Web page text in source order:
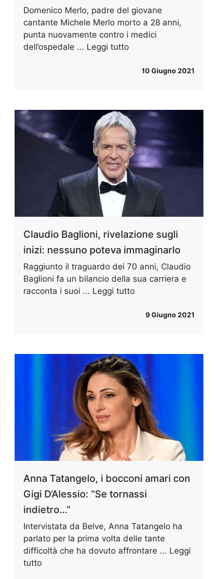
Domenico Merlo, padre del giovane
cantante Michele Merlo morto a 28 anni,
punta nuovamente contro i medici
dell’ospedale ... Leggi tutto
10 Giugno 2021
Claudio Baglioni, rivelazione sugli
inizi: nessuno poteva immaginarlo
Raggiunto il traguardo dei 70 anni, Claudio
Baglioni fa un bilancio della sua carriera e
racconta i suoi ... Leggi tutto
9 Giugno 2021
Anna Tatangelo, i bocconi amari con
Gigi D’Alessio: “Se tornassi
indietro…”
Intervistata da Belve, Anna Tatangelo ha
parlato per la prima volta delle tante
difficoltà che ha dovuto affrontare ... Leggi
tutto